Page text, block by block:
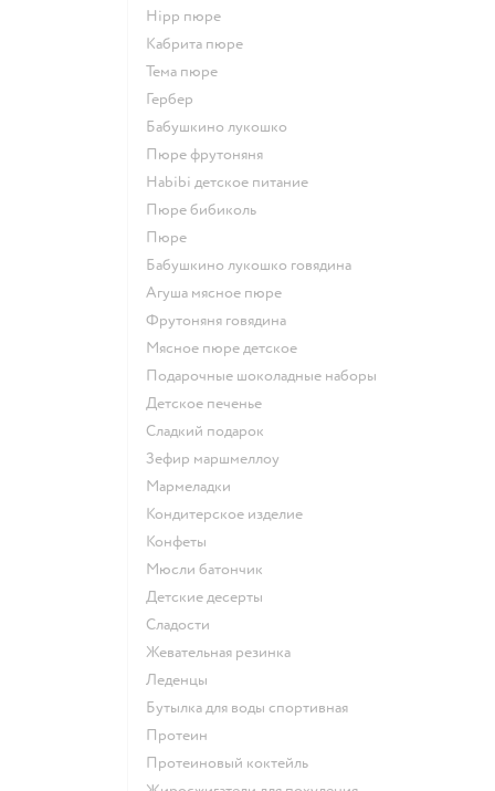
hipp пюре
кабрита пюре
тема пюре
гербер
бабушкино лукошко
пюре фрутоняня
habibi детское питание
пюре бибиколь
пюре
бабушкино лукошко говядина
агуша мясное пюре
фрутоняня говядина
мясное пюре детское
подарочные шоколадные наборы
детское печенье
сладкий подарок
зефир маршмеллоу
мармеладки
кондитерское изделие
конфеты
мюсли батончик
детские десерты
сладости
жевательная резинка
леденцы
Бутылка для воды спортивная
Протеин
Протеиновый коктейль